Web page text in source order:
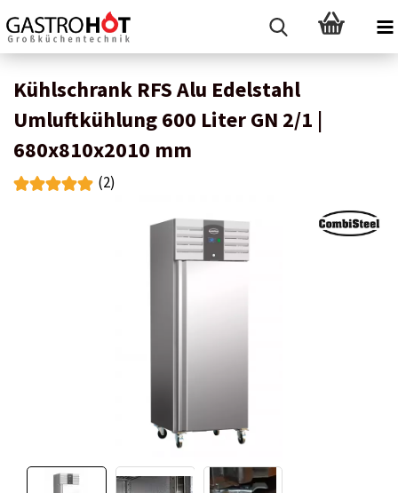
Kühlschrank RFS Alu Edelstahl
Umluftkühlung 600 Liter GN 2/1 |
680x810x2010 mm
(2)